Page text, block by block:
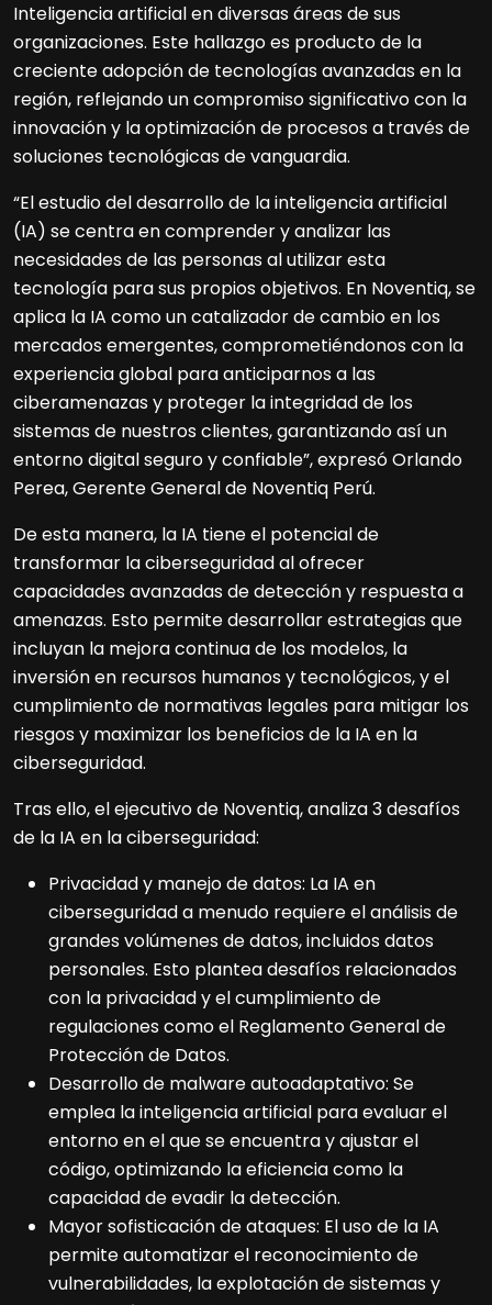
Inteligencia artificial en diversas áreas de sus
organizaciones. Este hallazgo es producto de la
creciente adopción de tecnologías avanzadas en la
región, reflejando un compromiso significativo con la
innovación y la optimización de procesos a través de
soluciones tecnológicas de vanguardia.
“El estudio del desarrollo de la inteligencia artificial
(IA) se centra en comprender y analizar las
necesidades de las personas al utilizar esta
tecnología para sus propios objetivos. En Noventiq, se
aplica la IA como un catalizador de cambio en los
mercados emergentes, comprometiéndonos con la
experiencia global para anticiparnos a las
ciberamenazas y proteger la integridad de los
sistemas de nuestros clientes, garantizando así un
entorno digital seguro y confiable”, expresó Orlando
Perea, Gerente General de Noventiq Perú.
De esta manera, la IA tiene el potencial de
transformar la ciberseguridad al ofrecer
capacidades avanzadas de detección y respuesta a
amenazas. Esto permite desarrollar estrategias que
incluyan la mejora continua de los modelos, la
inversión en recursos humanos y tecnológicos, y el
cumplimiento de normativas legales para mitigar los
riesgos y maximizar los beneficios de la IA en la
ciberseguridad.
Tras ello, el ejecutivo de Noventiq, analiza 3 desafíos
de la IA en la ciberseguridad:
Privacidad y manejo de datos: La IA en
ciberseguridad a menudo requiere el análisis de
grandes volúmenes de datos, incluidos datos
personales. Esto plantea desafíos relacionados
con la privacidad y el cumplimiento de
regulaciones como el Reglamento General de
Protección de Datos.
Desarrollo de malware autoadaptativo: Se
emplea la inteligencia artificial para evaluar el
entorno en el que se encuentra y ajustar el
código, optimizando la eficiencia como la
capacidad de evadir la detección.
Mayor sofisticación de ataques: El uso de la IA
permite automatizar el reconocimiento de
vulnerabilidades, la explotación de sistemas y